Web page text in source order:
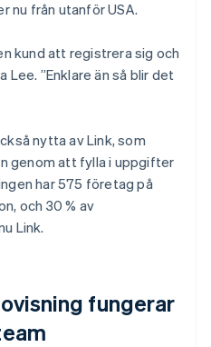
nu från utanför USA.
kund att registrera sig och
”Enklare än så blir det
nytta av Link, som
genom att fylla i uppgifter
har 575 företag på
och 30 % av
Link.
fungerar